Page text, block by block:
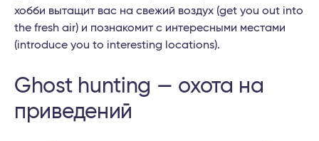
хобби вытащит вас на свежий воздух (get you out into
the fresh air) и познакомит с интересными местами
(introduce you to interesting locations).
Ghost hunting — охота на
приведений